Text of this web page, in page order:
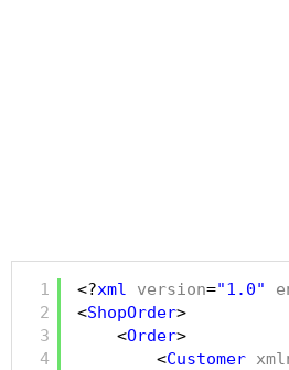
1
2
3
4
<?xml version="1.0"
<ShopOrder>
<Order>
<Customer